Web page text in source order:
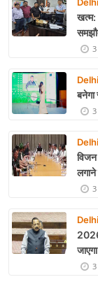
खत्म:
बनेगा
विजन
लगाने